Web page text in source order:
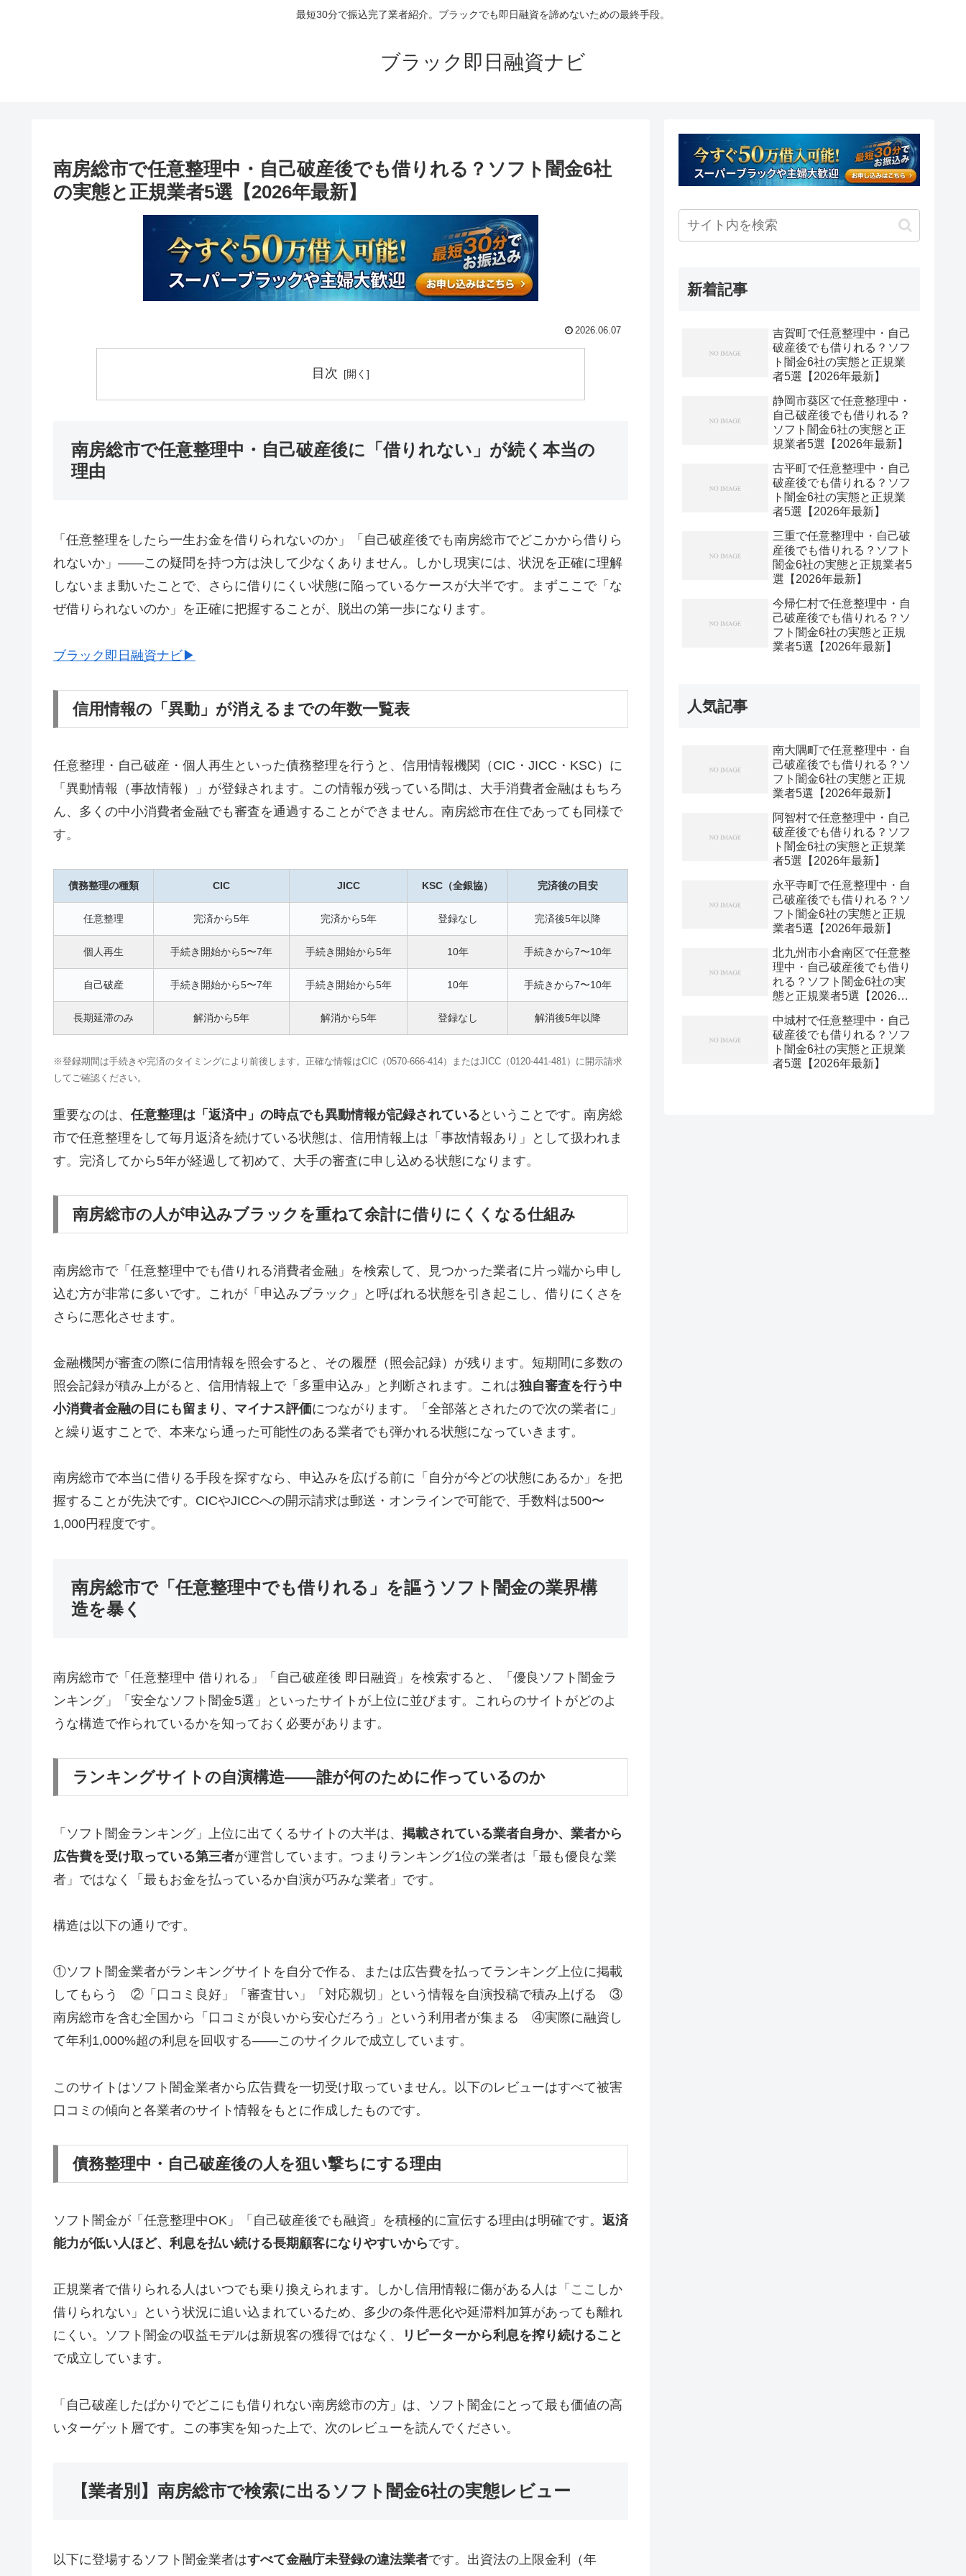
最短30分で振込完了業者紹介。ブラックでも即日融資を諦めないための最終手段。
ブラック即日融資ナビ
南房総市で任意整理中・自己破産後でも借りれる？ソフト闇金6社
の実態と正規業者5選【2026年最新】
2026.06.07
目次
南房総市で任意整理中・自己破産後に「借りれない」が続く本当の
理由
「任意整理をしたら一生お金を借りられないのか」「自己破産後でも南房総市でどこかから借りら
れないか」——この疑問を持つ方は決して少なくありません。しかし現実には、状況を正確に理解
しないまま動いたことで、さらに借りにくい状態に陥っているケースが大半です。まずここで「な
ぜ借りられないのか」を正確に把握することが、脱出の第一歩になります。
ブラック即日融資ナビ▶
信用情報の「異動」が消えるまでの年数一覧表
任意整理・自己破産・個人再生といった債務整理を行うと、信用情報機関（CIC・JICC・KSC）に
「異動情報（事故情報）」が登録されます。この情報が残っている間は、大手消費者金融はもちろ
ん、多くの中小消費者金融でも審査を通過することができません。南房総市在住であっても同様で
す。
債務整理の種類 CIC JICC KSC（全銀協） 完済後の目安
任意整理 完済から5年 完済から5年 登録なし 完済後5年以降
個人再生 手続き開始から5〜7年 手続き開始から5年 10年 手続きから7〜10年
自己破産 手続き開始から5〜7年 手続き開始から5年 10年 手続きから7〜10年
長期延滞のみ 解消から5年 解消から5年 登録なし 解消後5年以降
※登録期間は手続きや完済のタイミングにより前後します。正確な情報はCIC（0570-666-414）またはJICC（0120-441-481）に開示請求
してご確認ください。
重要なのは、 任意整理は「返済中」の時点でも異動情報が記録されている ということです。南房総
市で任意整理をして毎月返済を続けている状態は、信用情報上は「事故情報あり」として扱われま
す。完済してから5年が経過して初めて、大手の審査に申し込める状態になります。
南房総市の人が申込みブラックを重ねて余計に借りにくくなる仕組み
南房総市で「任意整理中でも借りれる消費者金融」を検索して、見つかった業者に片っ端から申し
込む方が非常に多いです。これが「申込みブラック」と呼ばれる状態を引き起こし、借りにくさを
さらに悪化させます。
金融機関が審査の際に信用情報を照会すると、その履歴（照会記録）が残ります。短期間に多数の
照会記録が積み上がると、信用情報上で「多重申込み」と判断されます。これは独自審査を行う中
小消費者金融の目にも留まり、マイナス評価につながります。「全部落とされたので次の業者に」
と繰り返すことで、本来なら通った可能性のある業者でも弾かれる状態になっていきます。
南房総市で本当に借りる手段を探すなら、申込みを広げる前に「自分が今どの状態にあるか」を把
握することが先決です。CICやJICCへの開示請求は郵送・オンラインで可能で、手数料は500〜
1,000円程度です。
南房総市で「任意整理中でも借りれる」を謳うソフト闇金の業界構
造を暴く
南房総市で「任意整理中 借りれる」「自己破産後 即日融資」を検索すると、「優良ソフト闇金ラ
ンキング」「安全なソフト闇金5選」といったサイトが上位に並びます。これらのサイトがどのよ
うな構造で作られているかを知っておく必要があります。
ランキングサイトの自演構造——誰が何のために作っているのか
「ソフト闇金ランキング」上位に出てくるサイトの大半は、 掲載されている業者自身か、業者から
広告費を受け取っている第三者が運営しています。つまりランキング1位の業者は「最も優良な業
者」ではなく「最もお金を払っているか自演が巧みな業者」です。
構造は以下の通りです。
①ソフト闇金業者がランキングサイトを自分で作る、または広告費を払ってランキング上位に掲載
してもらう ②「口コミ良好」「審査甘い」「対応親切」という情報を自演投稿で積み上げる ③
南房総市を含む全国から「口コミが良いから安心だろう」という利用者が集まる ④実際に融資し
て年利1,000%超の利息を回収する——このサイクルで成立しています。
このサイトはソフト闇金業者から広告費を一切受け取っていません。以下のレビューはすべて被害
口コミの傾向と各業者のサイト情報をもとに作成したものです。
債務整理中・自己破産後の人を狙い撃ちにする理由
ソフト闇金が「任意整理中OK」「自己破産後でも融資」を積極的に宣伝する理由は明確です。 返済
能力が低い人ほど、利息を払い続ける長期顧客になりやすいからです。
正規業者で借りられる人はいつでも乗り換えられます。しかし信用情報に傷がある人は「ここしか
借りられない」という状況に追い込まれているため、多少の条件悪化や延滞料加算があっても離れ
にくい。ソフト闇金の収益モデルは新規客の獲得ではなく、
リピーターから利息を搾り続けること
で成立しています。
「自己破産したばかりでどこにも借りれない南房総市の方」は、ソフト闇金にとって最も価値の高
いターゲット層です。この事実を知った上で、次のレビューを読んでください。
【業者別】南房総市で検索に出るソフト闇金6社の実態レビュー
以下に登場するソフト闇金業者はすべて金融庁未登録の違法業者です。出資法の上限金利（年
新着記事
吉賀町で任意整理中・自己
破産後でも借りれる？ソフ
ト闇金6社の実態と正規業
者5選【2026年最新】
静岡市葵区で任意整理中・
自己破産後でも借りれる？
ソフト闇金6社の実態と正
規業者5選【2026年最新】
古平町で任意整理中・自己
破産後でも借りれる？ソフ
ト闇金6社の実態と正規業
者5選【2026年最新】
三重で任意整理中・自己破
産後でも借りれる？ソフト
闇金6社の実態と正規業者5
選【2026年最新】
今帰仁村で任意整理中・自
己破産後でも借りれる？ソ
フト闇金6社の実態と正規
業者5選【2026年最新】
人気記事
南大隅町で任意整理中・自
己破産後でも借りれる？ソ
フト闇金6社の実態と正規
業者5選【2026年最新】
阿智村で任意整理中・自己
破産後でも借りれる？ソフ
ト闇金6社の実態と正規業
者5選【2026年最新】
永平寺町で任意整理中・自
己破産後でも借りれる？ソ
フト闇金6社の実態と正規
業者5選【2026年最新】
北九州市小倉南区で任意整
理中・自己破産後でも借り
れる？ソフト闇金6社の実
態と正規業者5選【2026年
中城村で任意整理中・自己
破産後でも借りれる？ソフ
ト闇金6社の実態と正規業
者5選【2026年最新】